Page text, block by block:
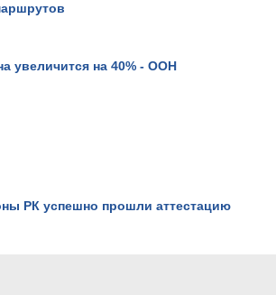
увеличится на 40% - ООН
РК успешно прошли аттестацию